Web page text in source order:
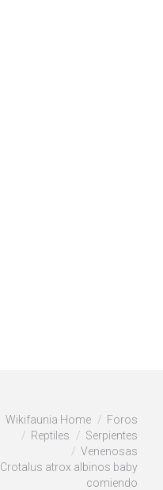
Wikifaunia Home
Foros
Reptiles
Serpientes
Venenosas
Crotalus atrox albinos baby
comiendo